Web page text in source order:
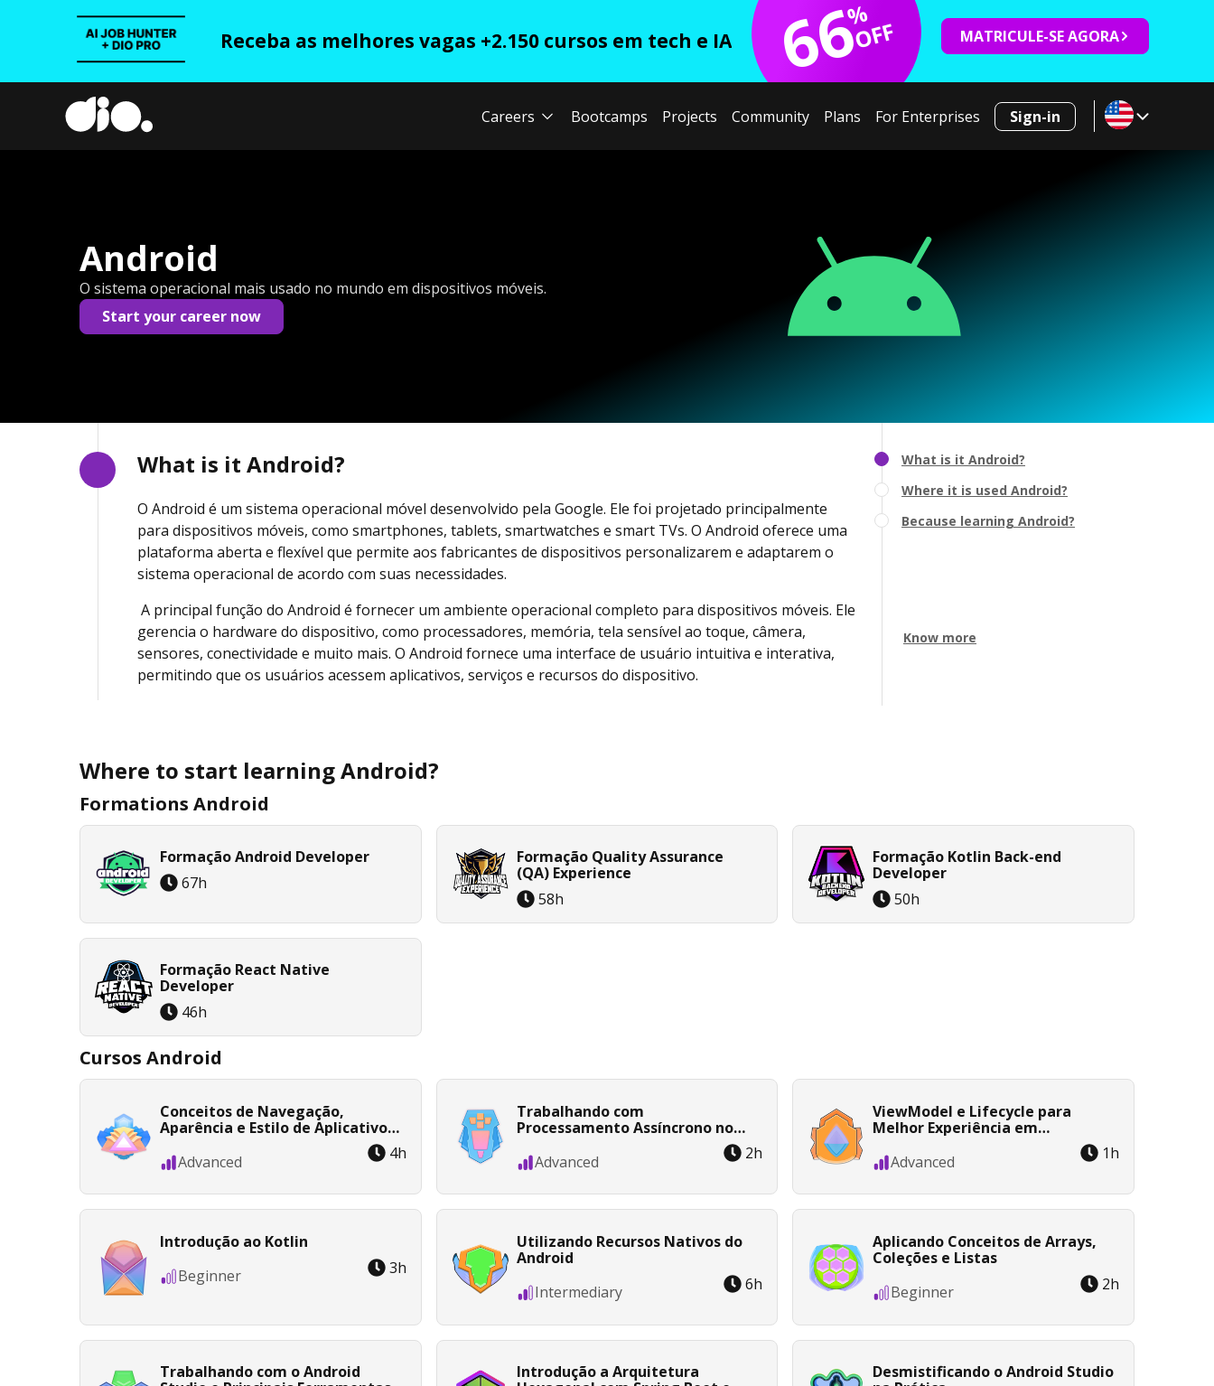
Receba as melhores vagas +2.150 cursos em tech e IA 66
%
OFF MATRICULE-SE AGORA
Careers Bootcamps Projects Community Plans For Enterprises Sign-in
Android
O sistema operacional mais usado no mundo em dispositivos móveis.
Start your career now
What is it Android?
O Android é um sistema operacional móvel desenvolvido pela Google. Ele foi projetado principalmente
para dispositivos móveis, como smartphones, tablets, smartwatches e smart TVs. O Android oferece uma
plataforma aberta e flexível que permite aos fabricantes de dispositivos personalizarem e adaptarem o
sistema operacional de acordo com suas necessidades.
A principal função do Android é fornecer um ambiente operacional completo para dispositivos móveis. Ele
gerencia o hardware do dispositivo, como processadores, memória, tela sensível ao toque, câmera,
sensores, conectividade e muito mais. O Android fornece uma interface de usuário intuitiva e interativa,
permitindo que os usuários acessem aplicativos, serviços e recursos do dispositivo.
What is it Android?
Where it is used Android?
Because learning Android?
Know more
Where to start learning Android?
Formations Android
Formação Android Developer
67h
Formação Quality Assurance
(QA) Experience
58h
Formação Kotlin Back-end
Developer
50h
Formação React Native
Developer
46h
Cursos Android
Conceitos de Navegação,
Aparência e Estilo de Aplicativos
Advanced
4h
Trabalhando com
Processamento Assíncrono no
Advanced
2h
ViewModel e Lifecycle para
Melhor Experiência em
Advanced
1h
Introdução ao Kotlin
Beginner
3h
Utilizando Recursos Nativos do
Android
Intermediary
6h
Aplicando Conceitos de Arrays,
Coleções e Listas
Beginner
2h
Trabalhando com o Android
Introdução a Arquitetura
Desmistificando o Android Studio